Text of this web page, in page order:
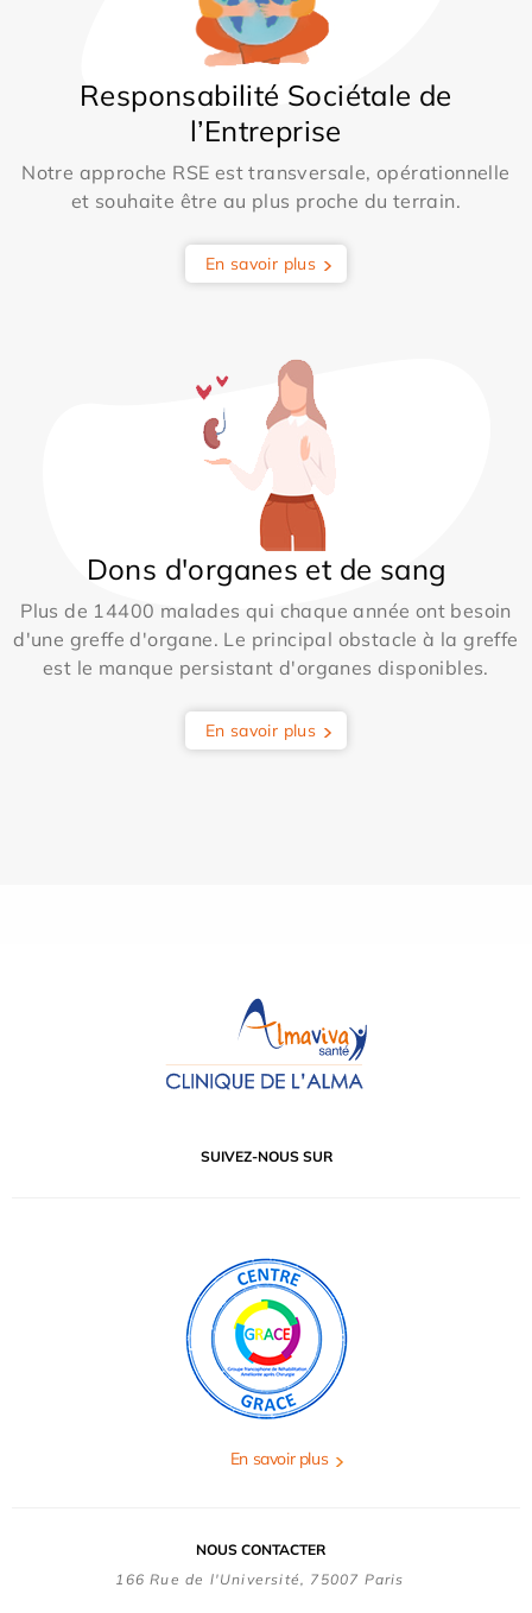
Responsabilité Sociétale de
l’Entreprise
Notre approche RSE est transversale, opérationnelle
et souhaite être au plus proche du terrain.
En savoir plus
Dons d'organes et de sang
Plus de 14400 malades qui chaque année ont besoin
d'une greffe d'organe. Le principal obstacle à la greffe
est le manque persistant d'organes disponibles.
En savoir plus
SUIVEZ-NOUS SUR
En savoir plus
NOUS CONTACTER
166 Rue de l'Université, 75007 Paris